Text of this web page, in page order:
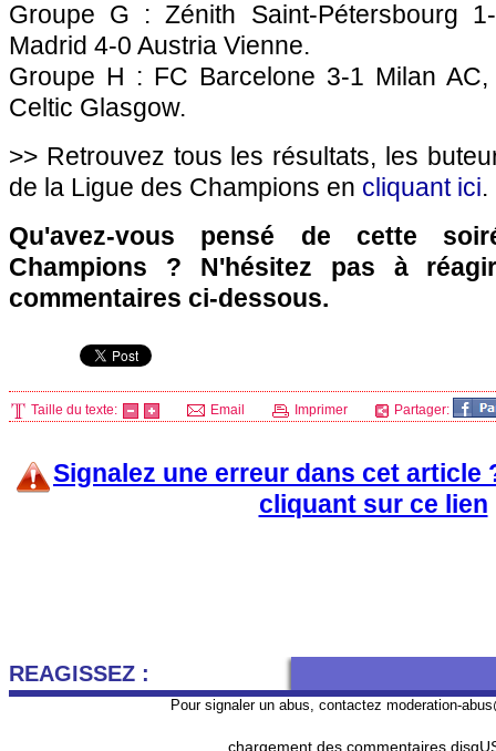
Groupe G : Zénith Saint-Pétersbourg
Madrid 4-0 Austria Vienne.
Groupe H : FC Barcelone 3-1 Milan
Celtic Glasgow.
>> Retrouvez tous les résultats, les
de la Ligue des Champions en cliquant ici.
Qu'avez-vous pensé de cette
Champions ? N'hésitez pas à
commentaires ci-dessous.
Taille du texte: Email Imprimer Partager:
Signalez une erreur dans cet article
cliquant sur ce lien
REAGISSEZ :
Pour signaler un abus, contactez moderation-
chargement des commentaires